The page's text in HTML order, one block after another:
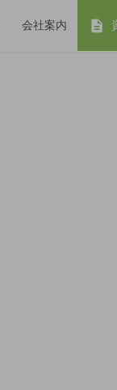
会社案内